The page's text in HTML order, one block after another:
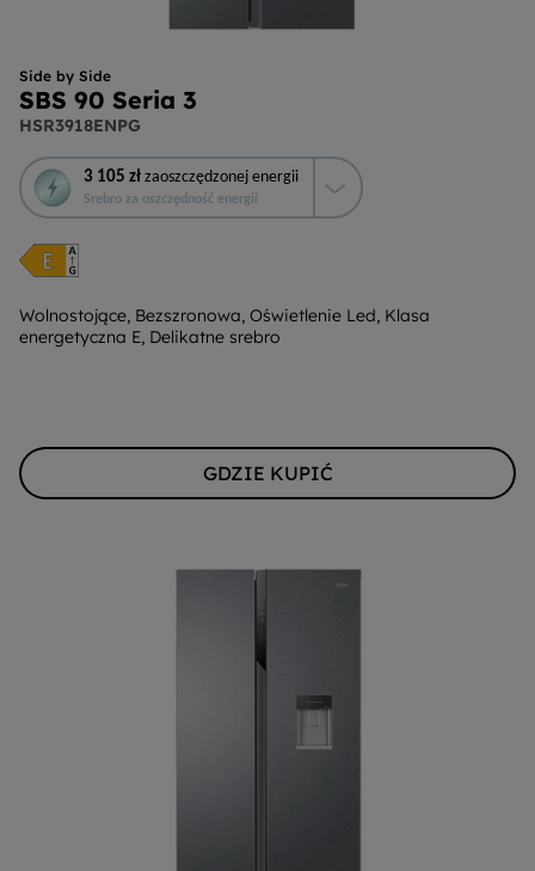
Side by Side
SBS 90 Seria 3
HSR3918ENPG
3 105 zł zaoszczędzonej energii
Srebro za oszczędność energii
To
działanie
otworzy
narzędzie
do
energii
Youreko.
Wolnostojące, Bezszronowa, Oświetlenie Led, Klasa
energetyczna E, Delikatne srebro
GDZIE KUPIĆ